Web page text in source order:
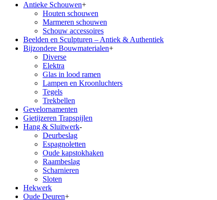
Antieke Schouwen+
Houten schouwen
Marmeren schouwen
Schouw accessoires
Beelden en Sculpturen – Antiek & Authentiek
Bijzondere Bouwmaterialen+
Diverse
Elektra
Glas in lood ramen
Lampen en Kroonluchters
Tegels
Trekbellen
Gevelornamenten
Gietijzeren Trapspijlen
Hang & Sluitwerk-
Deurbeslag
Espagnoletten
Oude kapstokhaken
Raambeslag
Scharnieren
Sloten
Hekwerk
Oude Deuren+